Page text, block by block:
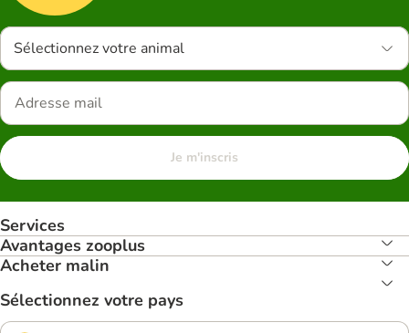
Sélectionnez votre animal
Je m'inscris
Services
Avantages zooplus
Acheter malin
Sélectionnez votre pays